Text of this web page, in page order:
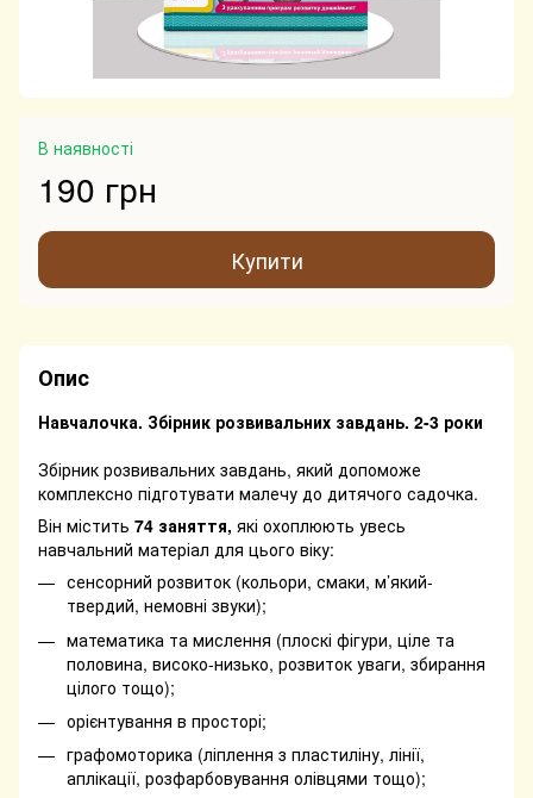
В наявності
190 грн
Купити
Опис
Навчалочка. Збірник розвивальних завдань. 2-3 роки
Збірник розвивальних завдань, який допоможе
комплексно підготувати малечу до дитячого садочка.
Він містить 74 заняття, які охоплюють увесь
навчальний матеріал для цього віку:
сенсорний розвиток (кольори, смаки, м’який-
твердий, немовні звуки);
математика та мислення (плоскі фігури, ціле та
половина, високо-низько, розвиток уваги, збирання
цілого тощо);
орієнтування в просторі;
графомоторика (ліплення з пластиліну, лінії,
аплікації, розфарбовування олівцями тощо);